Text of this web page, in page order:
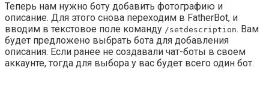
Теперь нам нужно боту добавить фотографию и
описание. Для этого снова переходим в FatherBot, и
вводим в текстовое поле команду /setdescription. Вам
будет предложено выбрать бота для добавления
описания. Если ранее не создавали чат-боты в своем
аккаунте, тогда для выбора у вас будет всего один бот.